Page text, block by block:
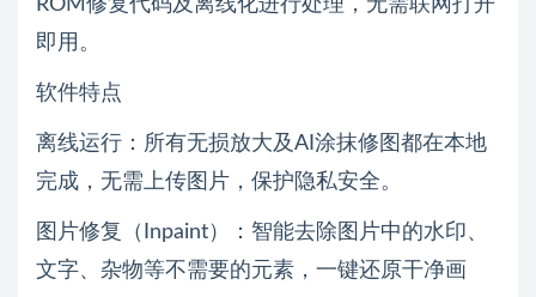
ROM修复代码及离线化进行处理，无需联网打开
即用。
软件特点
离线运行：所有无损放大及AI涂抹修图都在本地
完成，无需上传图片，保护隐私安全。
图片修复（Inpaint）：智能去除图片中的水印、
文字、杂物等不需要的元素，一键还原干净画